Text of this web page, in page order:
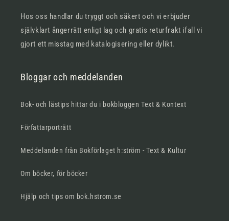
Hos oss handlar du tryggt och säkert och vi erbjuder
självklart ångerrätt enligt lag och gratis returfrakt ifall vi
gjort ett misstag med katalogisering eller dylikt.
Bloggar och meddelanden
Bok- och lästips hittar du i bokbloggen Text & Kontext
Författarporträtt
Meddelanden från Bokförlaget h:ström - Text & Kultur
Om böcker, för böcker
Hjälp och tips om bok.hstrom.se